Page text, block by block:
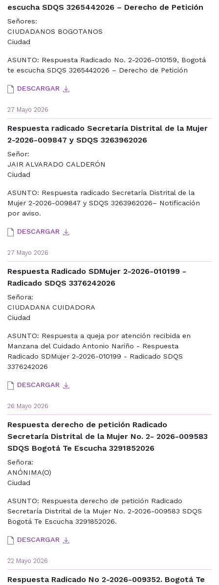
escucha SDQS 3265442026 – Derecho de Petición
Señores:
CIUDADANOS BOGOTANOS
Ciudad
ASUNTO: Respuesta Radicado No. 2-2026-010159, Bogotá
te escucha SDQS 3265442026 – Derecho de Petición
DESCARGAR
27 Mayo 2026
Respuesta radicado Secretaría Distrital de la Mujer
2-2026-009847 y SDQS 3263962026
Señor:
JAIR ALVARADO CALDERÓN
Ciudad
ASUNTO: Respuesta radicado Secretaría Distrital de la
Mujer 2-2026-009847 y SDQS 3263962026– Notificación
por aviso.
DESCARGAR
27 Mayo 2026
Respuesta Radicado SDMujer 2-2026-010199 -
Radicado SDQS 3376242026
Señora:
CIUDADANA CUIDADORA
Ciudad
ASUNTO: Respuesta a queja por atención recibida en
Manzana del Cuidado Antonio Nariño - Respuesta
Radicado SDMujer 2-2026-010199 - Radicado SDQS
3376242026
DESCARGAR
26 Mayo 2026
Respuesta derecho de petición Radicado
Secretaría Distrital de la Mujer No. 2- 2026-009583
SDQS Bogotá Te Escucha 3291852026
Señora:
ANÓNIMA(O)
Ciudad
ASUNTO: Respuesta derecho de petición Radicado
Secretaría Distrital de la Mujer No. 2-2026-009583 SDQS
Bogotá Te Escucha 3291852026.
DESCARGAR
22 Mayo 2026
Respuesta Radicado No 2-2026-009352. Bogotá Te